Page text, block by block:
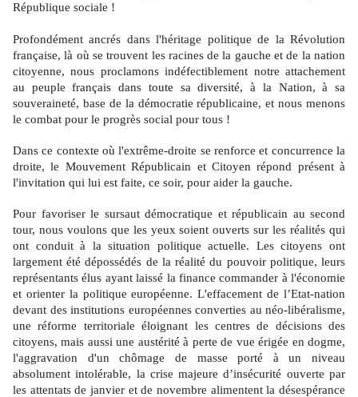
République sociale !
Profondément ancrés dans l'héritage politique de la Révolution
française, là où se trouvent les racines de la gauche et de la nation
citoyenne, nous proclamons indéfectiblement notre attachement
au peuple français dans toute sa diversité, à la Nation, à sa
souveraineté, base de la démocratie républicaine, et nous menons
le combat pour le progrès social pour tous !
Dans ce contexte où l'extrême-droite se renforce et concurrence la
droite, le Mouvement Républicain et Citoyen répond présent à
l'invitation qui lui est faite, ce soir, pour aider la gauche.
Pour favoriser le sursaut démocratique et républicain au second
tour, nous voulons que les yeux soient ouverts sur les réalités qui
ont conduit à la situation politique actuelle. Les citoyens ont
largement été dépossédés de la réalité du pouvoir politique, leurs
représentants élus ayant laissé la finance commander à l'économie
et orienter la politique européenne. L'effacement de l’Etat-nation
devant des institutions européennes converties au néo-libéralisme,
une réforme territoriale éloignant les centres de décisions des
citoyens, mais aussi une austérité à perte de vue érigée en dogme,
l'aggravation d'un chômage de masse porté à un niveau
absolument intolérable, la crise majeure d’insécurité ouverte par
les attentats de janvier et de novembre alimentent la désespérance